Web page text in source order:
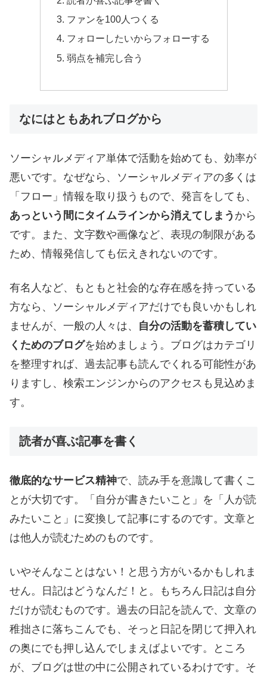
ファンを100人つくる
フォローしたいからフォローする
弱点を補完し合う
なにはともあれブログから
ソーシャルメディア単体で活動を始めても、効率が
悪いです。なぜなら、ソーシャルメディアの多くは
「フロー」情報を取り扱うもので、発言をしても、
あっという間にタイムラインから消えてしまう から
です。また、文字数や画像など、表現の制限がある
ため、情報発信しても伝えきれないのです。
有名人など、もともと社会的な存在感を持っている
方なら、ソーシャルメディアだけでも良いかもしれ
ませんが、一般の人々は、 自分の活動を蓄積してい
くためのブログを始めましょう。ブログはカテゴリ
を整理すれば、過去記事も読んでくれる可能性があ
りますし、検索エンジンからのアクセスも見込めま
す。
読者が喜ぶ記事を書く
徹底的なサービス精神で、読み手を意識して書くこ
とが大切です。「自分が書きたいこと」を「人が読
みたいこと」に変換して記事にするのです。文章と
は他人が読むためのものです。
いやそんなことはない！と思う方がいるかもしれま
せん。日記はどうなんだ！と。もちろん日記は自分
だけが読むものです。過去の日記を読んで、文章の
稚拙さに落ちこんでも、そっと日記を閉じて押入れ
の奥にでも押し込んでしまえばよいです。ところ
が、ブログは世の中に公開されているわけです。そ